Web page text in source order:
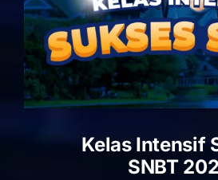
Kelas Intensif
SNBT